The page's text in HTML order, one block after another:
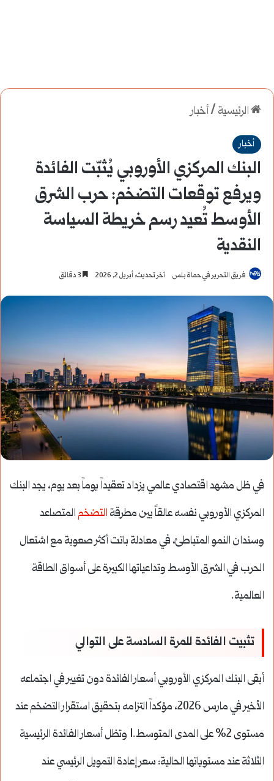
الرئيسية /أخبار
أخبار
البنك المركزي الأوروبي يُثبّت الفائدة
ويرفع توقعات التضخم: حرب الشرق
الأوسط تُعيد رسم خريطة السياسة
النقدية
فريق التحرير في حماة بلس آخر تحديث: أبريل 2, 2026
في ظل مشهد اقتصادي عالمي يزداد تعقيداً يوماً بعد يوم، يجد البنك
المركزي الأوروبي نفسه عالقاً بين مطرقة التضخمالمتصاعد
وسندان النمو المتباطئ، في معادلة باتت أكثر صعوبة مع اشتعال
الحرب في الشرق الأوسط وتداعياتها الكبيرة على أسواق الطاقة
العالمية.
تثبيت الفائدة للمرة السادسة على التوالي
أبقى البنك المركزي الأوروبي أسعار الفائدة دون تغيير في اجتماعه
الأخير في مارس 2026، مؤكداً التزامه بتحقيق استقرار التضخم عند
مستوى 2% على المدى المتوسط.1 وتظل أسعار الفائدة الرئيسية
الثلاثة عند مستوياتها الحالية: سعر إعادة التمويل الرئيسي عند